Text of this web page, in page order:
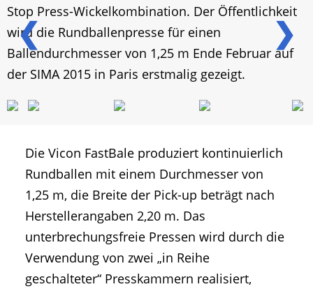
❮ ❯
Stop Press-Wickelkombination. Der Öffentlichkeit
wird die Rundballenpresse für einen
Ballendurchmesser von 1,25 m Ende Februar auf
der SIMA 2015 in Paris erstmalig gezeigt.
Die Vicon FastBale produziert kontinuierlich
Rundballen mit einem Durchmesser von
1,25 m, die Breite der Pick-up beträgt nach
Herstellerangaben 2,20 m. Das
unterbrechungsfreie Pressen wird durch die
Verwendung von zwei „in Reihe
geschalteter“ Presskammern realisiert,